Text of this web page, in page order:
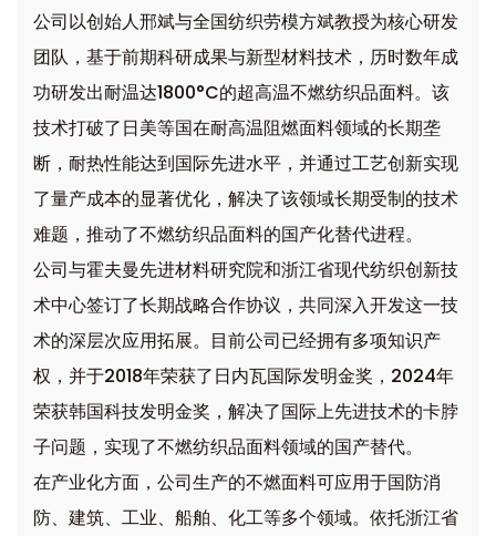
公司以创始人邢斌与全国纺织劳模方斌教授为核心研发
团队，基于前期科研成果与新型材料技术，历时数年成
功研发出耐温达1800°C的超高温不燃纺织品面料。该
技术打破了日美等国在耐高温阻燃面料领域的长期垄
断，耐热性能达到国际先进水平，并通过工艺创新实现
了量产成本的显著优化，解决了该领域长期受制的技术
难题，推动了不燃纺织品面料的国产化替代进程。
公司与霍夫曼先进材料研究院和浙江省现代纺织创新技
术中心签订了长期战略合作协议，共同深入开发这一技
术的深层次应用拓展。目前公司已经拥有多项知识产
权，并于2018年荣获了日内瓦国际发明金奖，2024年
荣获韩国科技发明金奖，解决了国际上先进技术的卡脖
子问题，实现了不燃纺织品面料领域的国产替代。
在产业化方面，公司生产的不燃面料可应用于国防消
防、建筑、工业、船舶、化工等多个领域。依托浙江省